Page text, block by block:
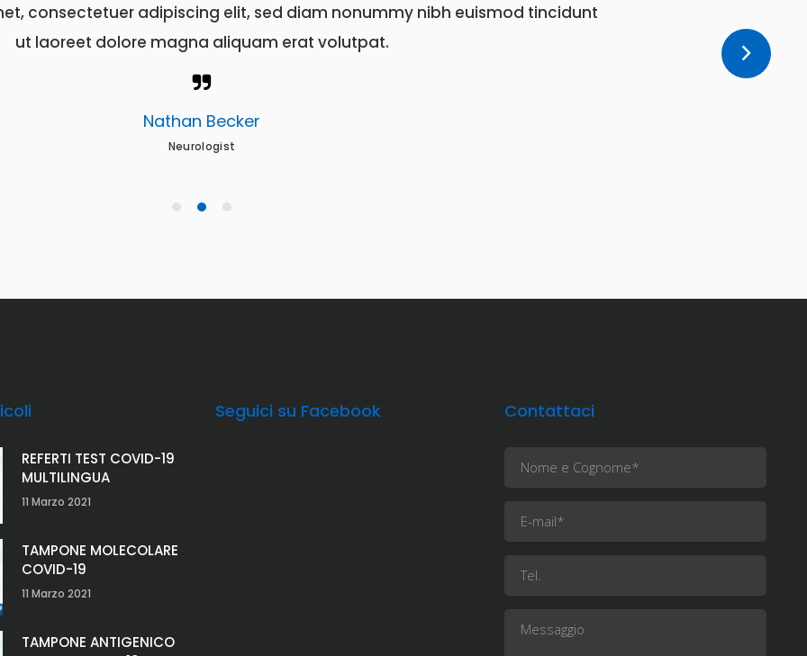
consectetuer adipiscing elit, sed diam nonummy nibh euismod tincidunt
ut laoreet dolore magna aliquam erat volutpat.
Nathan Becker
Neurologist
REFERTI TEST COVID-19
MULTILINGUA
11 Marzo 2021
TAMPONE MOLECOLARE
COVID-19
11 Marzo 2021
TAMPONE ANTIGENICO
Seguici su Facebook Contattaci